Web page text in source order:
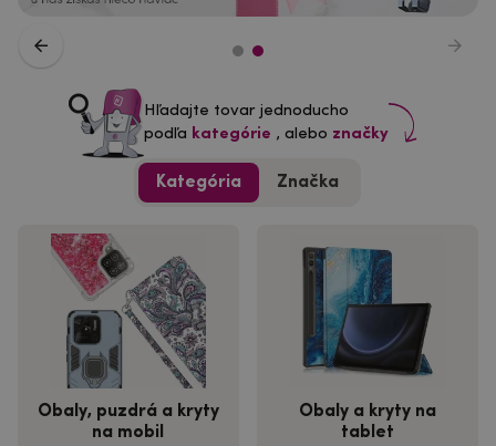
Hľadajte tovar jednoducho
podľa kategórie , alebo značky
Kategória Značka
Obaly, puzdrá a kryty
na mobil
Obaly a kryty na
tablet